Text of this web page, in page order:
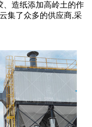
、造纸添加高岭土的作
集了众多的供应商,采